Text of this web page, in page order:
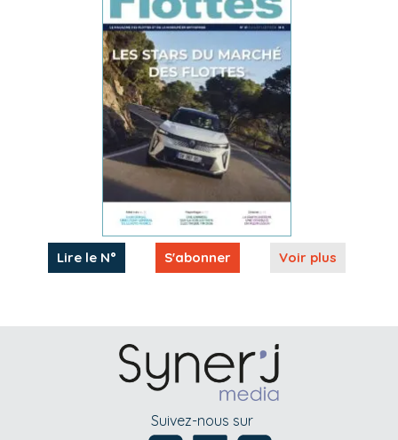
Lire le N° S'abonner Voir plus
Suivez-nous sur